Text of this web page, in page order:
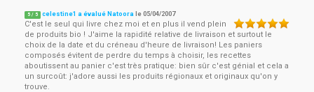
5 / 5 celestine1 a évalué Natoora le05/04/2007
C'est le seul qui livre chez moi et en plus il vend plein
de produits bio ! J'aime la rapidité relative de livraison et surtout le
choix de la date et du créneau d'heure de livraison! Les paniers
composés évitent de perdre du temps à choisir, les recettes
aboutissent au panier c'est très pratique: bien sûr c'est génial et cela a
un surcoût: j'adore aussi les produits régionaux et originaux qu'on y
trouve.